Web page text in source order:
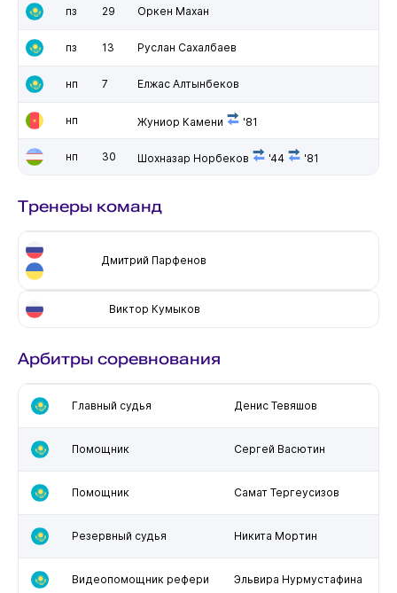
пз 29 Оркен Махан
пз 13 Руслан Сахалбаев
нп 7 Елжас Алтынбеков
нп Жуниор Камени '81
нп 30 Шохназар Норбеков '44 '81
Тренеры команд
Дмитрий Парфенов
Виктор Кумыков
Арбитры соревнования
Главный судья Денис Тевяшов
Помощник Сергей Васютин
Помощник Самат Тергеусизов
Резервный судья Никита Мортин
Видеопомощник рефери Эльвира Нурмустафина